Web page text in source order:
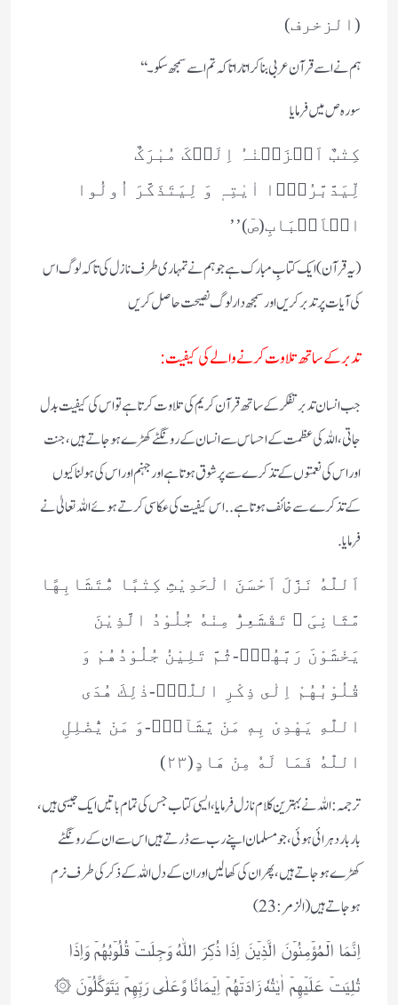
(الزخرف)
ہم نے اسے قرآن عربی بنا کر اتارا تاکہ تم اسے سمجھ سکو۔‘‘
سورہ ص میں فرمایا
کِتٰبٌ اَنۡزَلۡنٰہُ اِلَیۡکَ مُبٰرَکٌ
لِّیَدَّبَّرُوۡۤا اٰیٰتِہٖ وَ لِیَتَذَکَّرَ اُولُوا
الۡاَلۡبَابِ(صٓ)’’
(یہ قرآن) ایک کتابِ مبارک ہے جو ہم نے تمہاری طرف نازل کی تاکہ لوگ اس
کی آیات پر تدبر کریں اور سمجھ دارلوگ نصیحت حاصل کریں
تدبر کے ساتھ تلاوت کرنے والے کی کیفیت :
جب انسان تدبر تفکر کے ساتھ قرآن کریم کی تلاوت کرتا ہے تو اس کی کیفیت بدل
جاتی، اللہ کی عظمت کے احساس سے انسان کے رونگٹے کھڑے ہوجاتے ہیں، جنت
اور اس کی نعمتوں کے تذکرے سے پر شوق ہوتا ہے اور جہنم اور اس کی ہولناکیوں
کے تذکرے سے خائف ہوتا ہے.. اس کیفیت کی عکاسی کرتے ہوئے اللہ تعالیٰ نے
فرمایا.
اَللّٰهُ نَزَّلَ اَحْسَنَ الْحَدِیْثِ كِتٰبًا مُّتَشَابِهًا
مَّثَانِیَ ﳓ تَقْشَعِرُّ مِنْهُ جُلُوْدُ الَّذِیْنَ
یَخْشَوْنَ رَبَّهُمْۚ-ثُمَّ تَلِیْنُ جُلُوْدُهُمْ وَ
قُلُوْبُهُمْ اِلٰى ذِكْرِ اللّٰهِؕ-ذٰلِكَ هُدَى
اللّٰهِ یَهْدِیْ بِهٖ مَنْ یَّشَآءُؕ-وَ مَنْ یُّضْلِلِ
اللّٰهُ فَمَا لَهٗ مِنْ هَادٍ(۲۳)
ترجمہ: اللہ نے بہترین کلام نازل فرمایا، ایسی کتاب جس کی تمام باتیں ایک جیسی ہیں،
بار بار دہرائی ہوئی، جو مسلمان اپنے رب سے ڈرتے ہیں اس سے ان کے رونگٹے
کھڑے ہوجاتے ہیں، پھر ان کی کھالیں اور ان کے دل اللہ کے ذکر کی طرف نرم
ہوجاتے ہیں (الزمر :23)
اِنَّمَا الۡمُؤۡمِنُوۡنَ الَّذِيۡنَ اِذَا ذُكِرَ اللّٰهُ وَجِلَتۡ قُلُوۡبُهُمۡ وَاِذَا
تُلِيَتۡ عَلَيۡهِمۡ اٰيٰتُهٗ زَادَتۡهُمۡ اِيۡمَانًا وَّعَلٰى رَبِّهِمۡ يَتَوَكَّلُوۡنَ ۞